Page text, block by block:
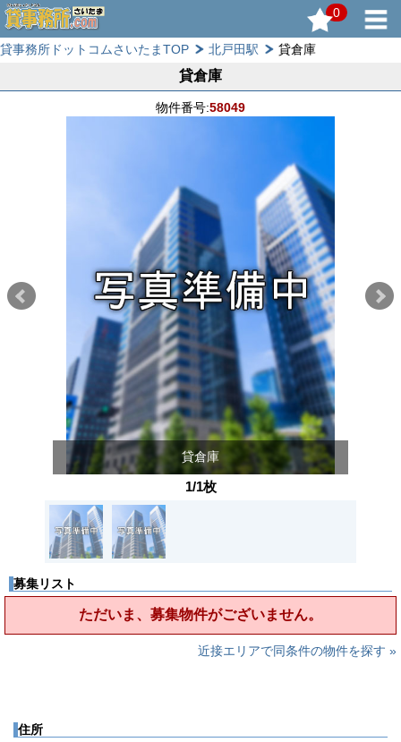
0
貸事務所ドットコムさいたまTOP 北戸田駅 貸倉庫
貸倉庫
物件番号:58049
貸倉庫
1/1枚
募集リスト
ただいま、募集物件がございません。
近接エリアで同条件の物件を探す »
住所